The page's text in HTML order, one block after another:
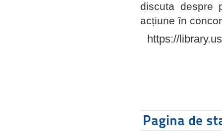
discuta despre
acțiune în
https://
Pagina de